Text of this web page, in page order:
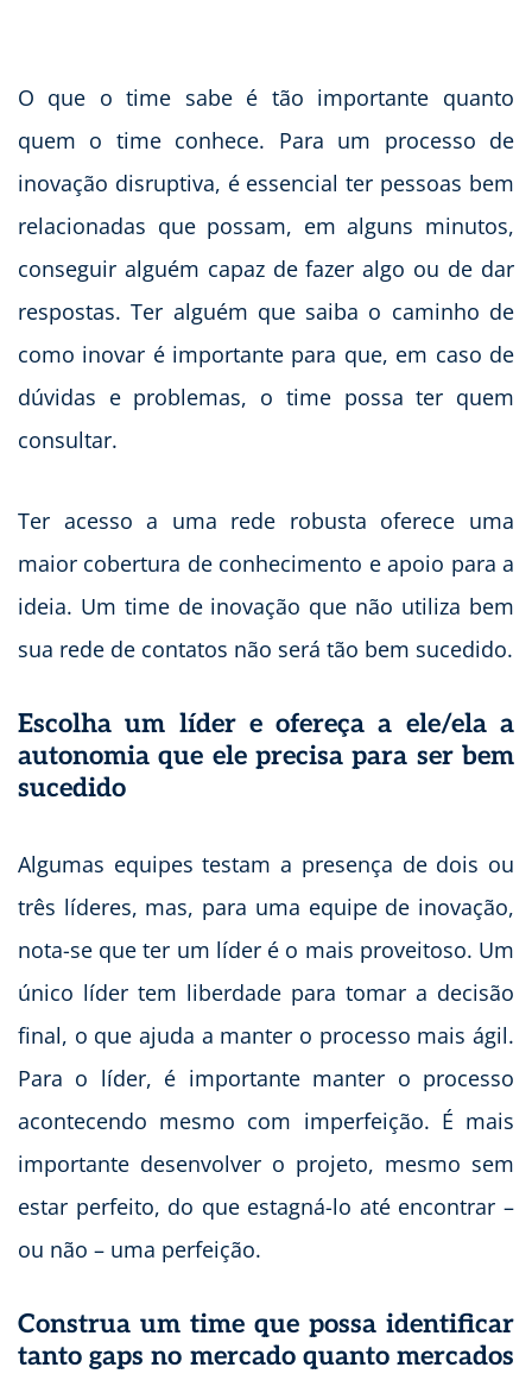
O que o time sabe é tão importante quanto
quem o time conhece. Para um processo de
inovação disruptiva, é essencial ter pessoas bem
relacionadas que possam, em alguns minutos,
conseguir alguém capaz de fazer algo ou de dar
respostas. Ter alguém que saiba o caminho de
como inovar é importante para que, em caso de
dúvidas e problemas, o time possa ter quem
consultar.
Ter acesso a uma rede robusta oferece uma
maior cobertura de conhecimento e apoio para a
ideia. Um time de inovação que não utiliza bem
sua rede de contatos não será tão bem sucedido.
Escolha um líder e ofereça a ele/ela a
autonomia que ele precisa para ser bem
sucedido
Algumas equipes testam a presença de dois ou
três líderes, mas, para uma equipe de inovação,
nota-se que ter um líder é o mais proveitoso. Um
único líder tem liberdade para tomar a decisão
final, o que ajuda a manter o processo mais ágil.
Para o líder, é importante manter o processo
acontecendo mesmo com imperfeição. É mais
importante desenvolver o projeto, mesmo sem
estar perfeito, do que estagná-lo até encontrar –
ou não – uma perfeição.
Construa um time que possa identificar
tanto gaps no mercado quanto mercados